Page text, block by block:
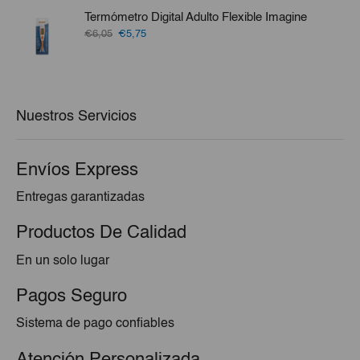
€77,91.
es:
€73,32.
Termómetro Digital Adulto Flexible Imagine
€6,05 El
€5,75El
Nuestros Servicios
Envíos Express
Entregas garantizadas
Productos De Calidad
En un solo lugar
Pagos Seguro
Sistema de pago confiables